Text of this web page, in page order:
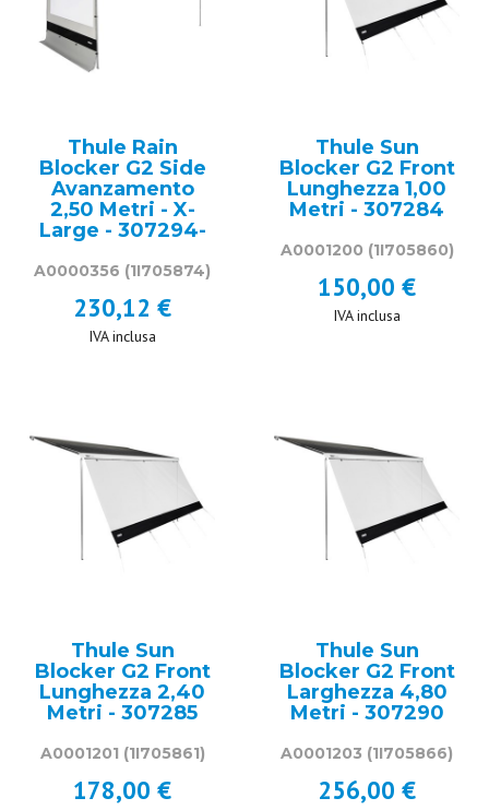
Thule Rain
Blocker G2 Side
Avanzamento
2,50 Metri - X-
Large - 307294-
A0000356 (1I705874)
230,12 €
IVA inclusa
Thule Sun
Blocker G2 Front
Lunghezza 1,00
Metri - 307284
A0001200 (1I705860)
150,00 €
IVA inclusa
Thule Sun
Blocker G2 Front
Lunghezza 2,40
Metri - 307285
A0001201 (1I705861)
178,00 €
Thule Sun
Blocker G2 Front
Larghezza 4,80
Metri - 307290
A0001203 (1I705866)
256,00 €